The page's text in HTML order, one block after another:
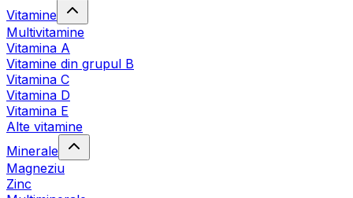
Vitamine
Multivitamine
Vitamina A
Vitamine din grupul B
Vitamina C
Vitamina D
Vitamina E
Alte vitamine
Minerale
Magneziu
Zinc